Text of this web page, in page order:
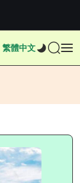
的，这样的...
物临床试...
国...
的，这样的...
繁體中文